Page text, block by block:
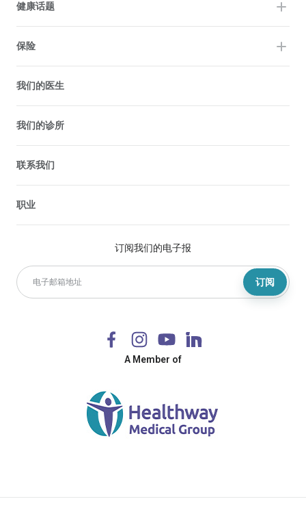
订阅我们的电子报
订阅
A Member of
健康话题
保险
我们的医生
我们的诊所
联系我们
职业